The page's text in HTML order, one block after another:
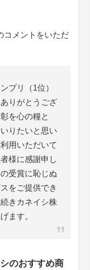
コメントをいただ
プリ（1位）
りがとうござ
を心の糧と
りたいと思い
用いただいて
様に感謝申し
受賞に恥じぬ
をご提供でき
きカネイシ株
ます。
のおすすめ商